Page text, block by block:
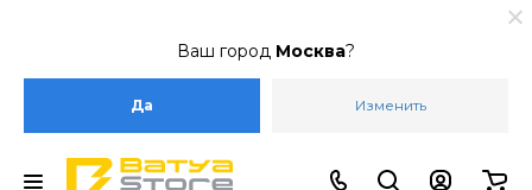
Ваш город Москва?
Да Изменить